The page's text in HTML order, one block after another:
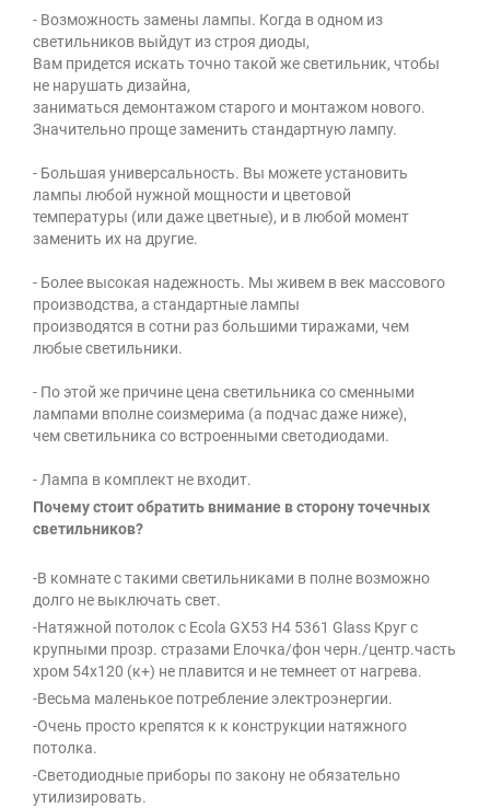
- Возможность замены лампы. Когда в одном из
светильников выйдут из строя диоды,
Вам придется искать точно такой же светильник, чтобы
не нарушать дизайна,
заниматься демонтажом старого и монтажом нового.
Значительно проще заменить стандартную лампу.
- Большая универсальность. Вы можете установить
лампы любой нужной мощности и цветовой
температуры (или даже цветные), и в любой момент
заменить их на другие.
- Более высокая надежность. Мы живем в век массового
производства, а стандартные лампы
производятся в сотни раз большими тиражами, чем
любые светильники.
- По этой же причине цена светильника со сменными
лампами вполне соизмерима (а подчас даже ниже),
чем светильника со встроенными светодиодами.
- Лампа в комплект не входит.
Почему стоит обратить внимание в сторону точечных
светильников?
-В комнате с такими светильниками в полне возможно
долго не выключать свет.
-Натяжной потолок с Ecola GX53 H4 5361 Glass Круг с
крупными прозр. стразами Елочка/фон черн./центр.часть
хром 54x120 (к+) не плавится и не темнеет от нагрева.
-Весьма маленькое потребление электроэнергии.
-Очень просто крепятся к к конструкции натяжного
потолка.
-Светодиодные приборы по закону не обязательно
утилизировать.